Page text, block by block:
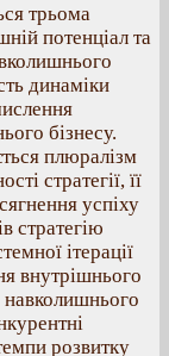
трьома
потенціал та
динаміки
бізнесу.
плюралізм
стратегії, її
успіху
стратегію
ітерації
внутрішнього
розвитку